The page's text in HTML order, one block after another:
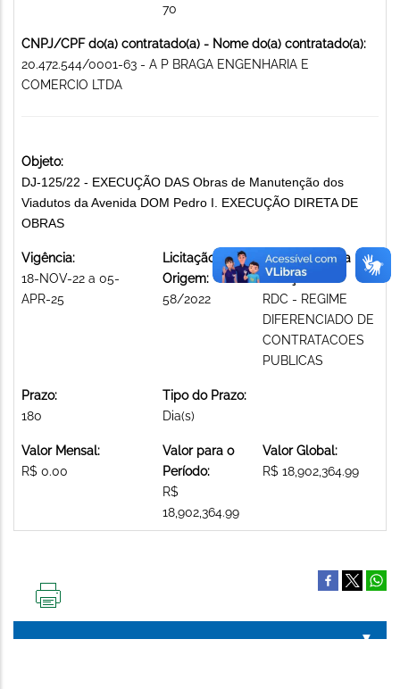
70
CNPJ/CPF do(a) contratado(a) - Nome do(a) contratado(a):
20.472.544/0001-63 - A P BRAGA ENGENHARIA E
COMERCIO LTDA
Objeto:
DJ-125/22 - EXECUÇÃO DAS Obras de Manutenção dos
Viadutos da Avenida DOM Pedro I. EXECUÇÃO DIRETA DE
OBRAS
Vigência:
18-NOV-22 a 05-
APR-25
Licitação de
Origem:
58/2022
Modalidade da
licitação:
RDC - REGIME
DIFERENCIADO DE
CONTRATACOES
PUBLICAS
Prazo:
180
Tipo do Prazo:
Dia(s)
Valor Mensal:
R$ 0.00
Valor para o
Período:
R$
18,902,364.99
Valor Global:
R$ 18,902,364.99
PÁGINA